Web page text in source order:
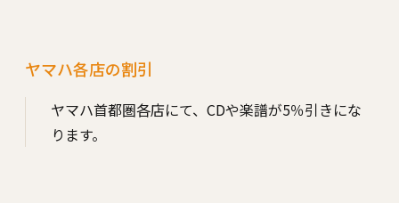
ヤマハ各店の割引
ヤマハ⾸都圏各店にて、CDや楽譜が5％引きにな
ります。